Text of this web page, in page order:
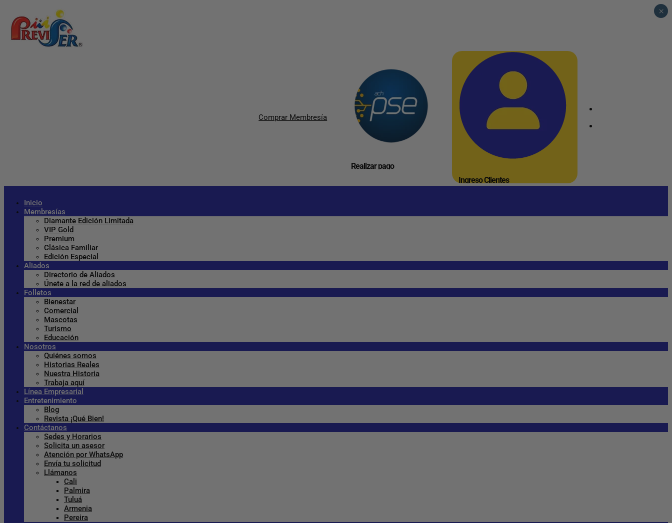
Comprar Membresía
Realizar pago
Ingreso Clientes
Inicio
Membresías
Diamante Edición Limitada
VIP Gold
Premium
Clásica Familiar
Edición Especial
Aliados
Directorio de Aliados
Únete a la red de aliados
Folletos
Bienestar
Comercial
Mascotas
Turismo
Educación
Nosotros
Quiénes somos
Historias Reales
Nuestra Historia
Trabaja aquí
Línea Empresarial
Entretenimiento
Blog
Revista ¡Qué Bien!
Contáctanos
Sedes y Horarios
Solicita un asesor
Atención por WhatsApp
Envía tu solicitud
Llámanos
Cali
Palmira
Tuluá
Armenia
Pereira
×